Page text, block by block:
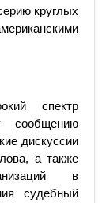
круглых
спектр
сообщению
дискуссии
а также
в
судебный